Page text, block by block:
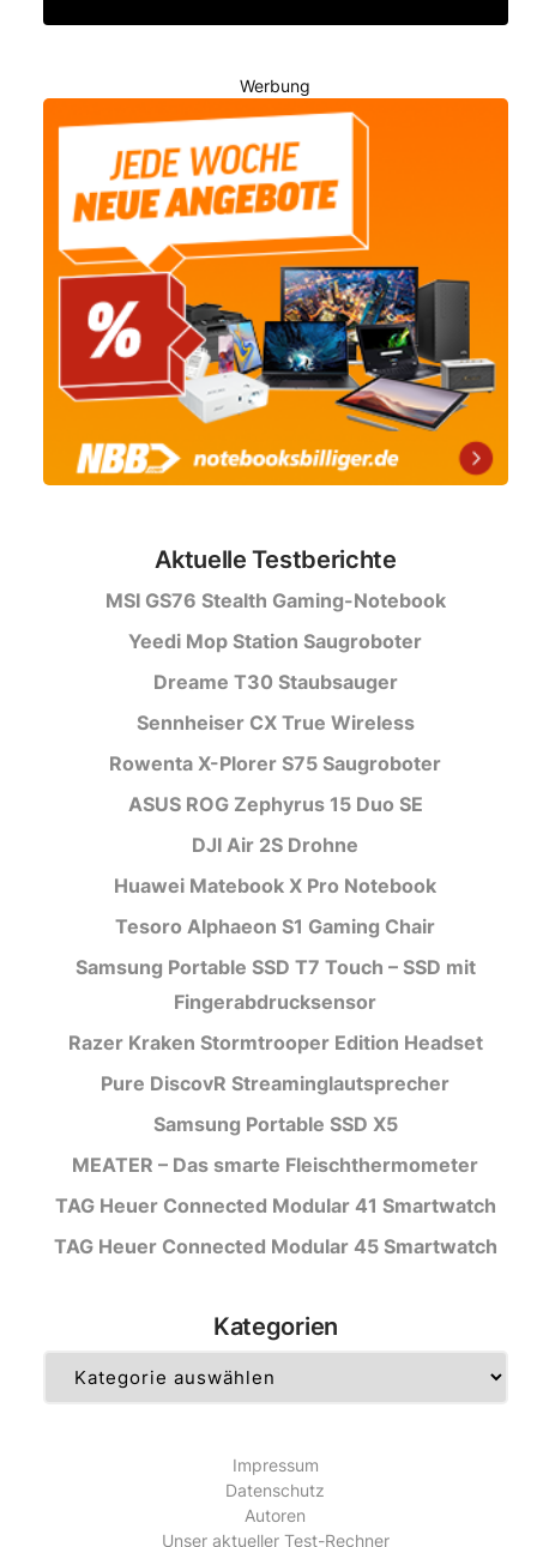
Werbung
Aktuelle Testberichte
MSI GS76 Stealth Gaming-Notebook
Yeedi Mop Station Saugroboter
Dreame T30 Staubsauger
Sennheiser CX True Wireless
Rowenta X-Plorer S75 Saugroboter
ASUS ROG Zephyrus 15 Duo SE
DJI Air 2S Drohne
Huawei Matebook X Pro Notebook
Tesoro Alphaeon S1 Gaming Chair
Samsung Portable SSD T7 Touch – SSD mit
Fingerabdrucksensor
Razer Kraken Stormtrooper Edition Headset
Pure DiscovR Streaminglautsprecher
Samsung Portable SSD X5
MEATER – Das smarte Fleischthermometer
TAG Heuer Connected Modular 41 Smartwatch
TAG Heuer Connected Modular 45 Smartwatch
Kategorien
Impressum
Datenschutz
Autoren
Unser aktueller Test-Rechner